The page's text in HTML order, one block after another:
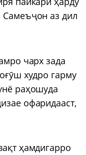
аз дил
чарх зада
худро гарму
раҳошуда
офаридааст,
ҳамдигарро